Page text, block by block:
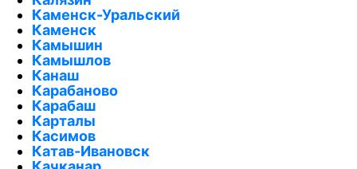
Каменск-Уральский
Каменск
Камышин
Камышлов
Канаш
Карабаново
Карабаш
Карталы
Касимов
Катав-Ивановск